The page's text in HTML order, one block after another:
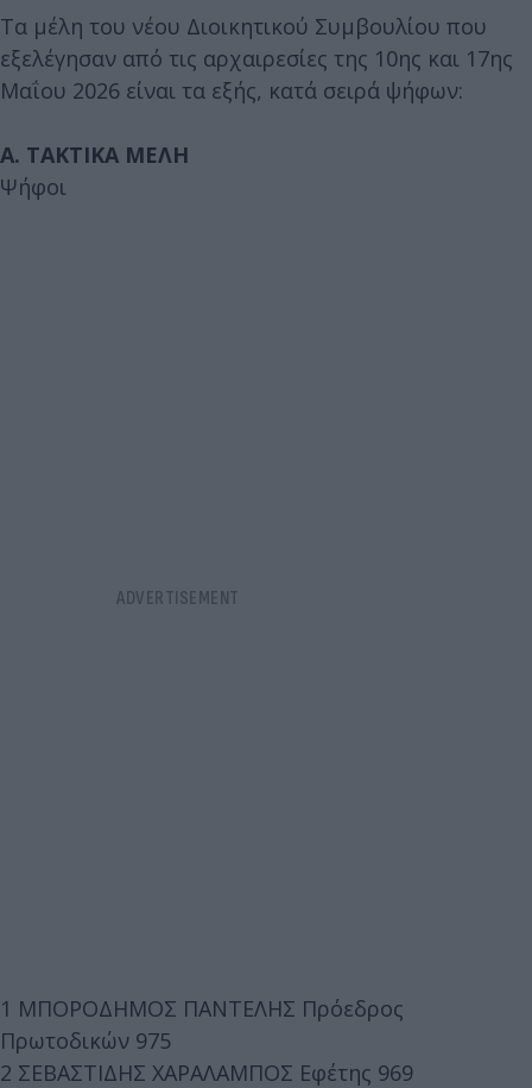
Τα μέλη του νέου Διοικητικού Συμβουλίου που
εξελέγησαν από τις αρχαιρεσίες της 10ης και 17ης
Μαΐου 2026 είναι τα εξής, κατά σειρά ψήφων:
Α. ΤΑΚΤΙΚΑ ΜΕΛΗ
Ψήφοι
1 ΜΠΟΡΟΔΗΜΟΣ ΠΑΝΤΕΛΗΣ Πρόεδρος
Πρωτοδικών 975
2 ΣΕΒΑΣΤΙΔΗΣ ΧΑΡΑΛΑΜΠΟΣ Εφέτης 969